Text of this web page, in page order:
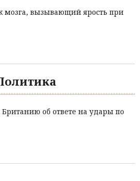
мозга, вызывающий ярость при
об ответе на удары по